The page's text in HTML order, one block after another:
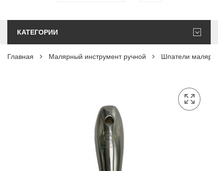
КАТЕГОРИИ
Главная Малярный инструмент ручной Шпатели